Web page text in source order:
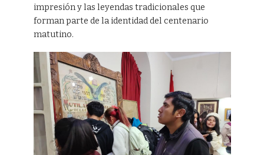
impresión y las leyendas tradicionales que
forman parte de la identidad del centenario
matutino.